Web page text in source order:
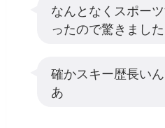
なんとなくスポー
ったので驚きました
確かスキー歴長い
あ